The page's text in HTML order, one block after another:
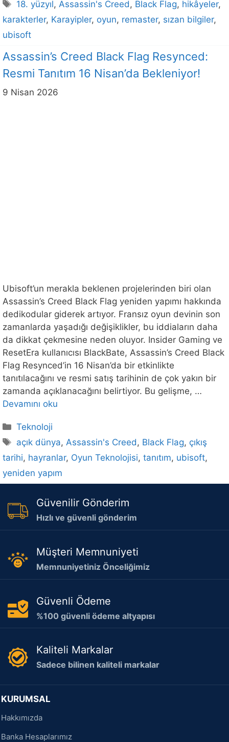
18. yüzyıl, Assassin's Creed , Black Flag, hikâyeler,
karakterler, Karayipler, oyun, remaster, sızan bilgiler,
ubisoft
Assassin’s Creed Black Flag Resynced:
Resmi Tanıtım 16 Nisan’da Bekleniyor!
9 Nisan 2026
Ubisoft’un merakla beklenen projelerinden biri olan
Assassin’s Creed Black Flag yeniden yapımı hakkında
dedikodular giderek artıyor. Fransız oyun devinin son
zamanlarda yaşadığı değişiklikler, bu iddiaların daha
da dikkat çekmesine neden oluyor. Insider Gaming ve
ResetEra kullanıcısı BlackBate, Assassin’s Creed Black
Flag Resynced’in 16 Nisan’da bir etkinlikte
tanıtılacağını ve resmi satış tarihinin de çok yakın bir
zamanda açıklanacağını belirtiyor. Bu gelişme, …
Devamını oku
Kategoriler
Teknoloji
Etiketler
açık dünya,Assassin's Creed, Black Flag, çıkış
tarihi, hayranlar, Oyun Teknolojisi, tanıtım, ubisoft,
yeniden yapım
Güvenilir Gönderim
Hızlı ve güvenli gönderim
Müşteri Memnuniyeti
Memnuniyetiniz Önceliğimiz
Güvenli Ödeme
%100 güvenli ödeme altyapısı
Kaliteli Markalar
Sadece bilinen kaliteli markalar
KURUMSAL
Hakkımızda
Banka Hesaplarımız